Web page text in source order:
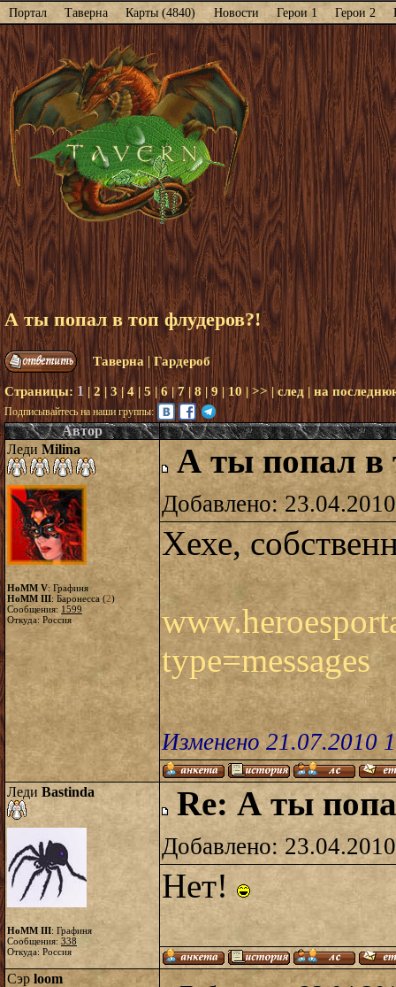
Портал Таверна Карты (4840) Новости Герои 1 Герои 2
А ты попал в топ флудеров?!
Таверна |Гардероб
Страницы: 1 | 2 | 3|4| 5 |6|7| 8 |9 |10 | >>|след | на
Подписывайтесь на наши группы:
Автор
Леди Milina
HoMM V: Графиня
HoMM III: Баронесса (2)
Сообщения: 1599
Откуда: Россия
А ты попал в
Добавлено:
Хехе,
type=messages
Изменено 21.07.2010
Леди Bastinda
HoMM III: Графиня
Сообщения: 338
Откуда: Россия
Re: А ты
Добавлено:
Нет!
Сэр loom